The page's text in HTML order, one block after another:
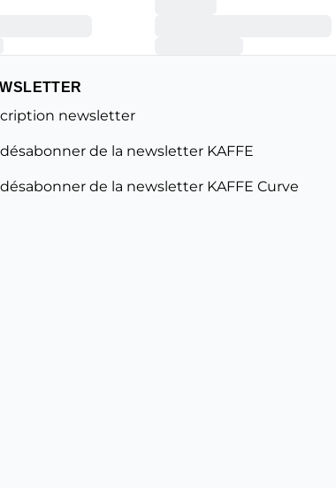
newsletter
de la newsletter KAFFE
de la newsletter KAFFE Curve